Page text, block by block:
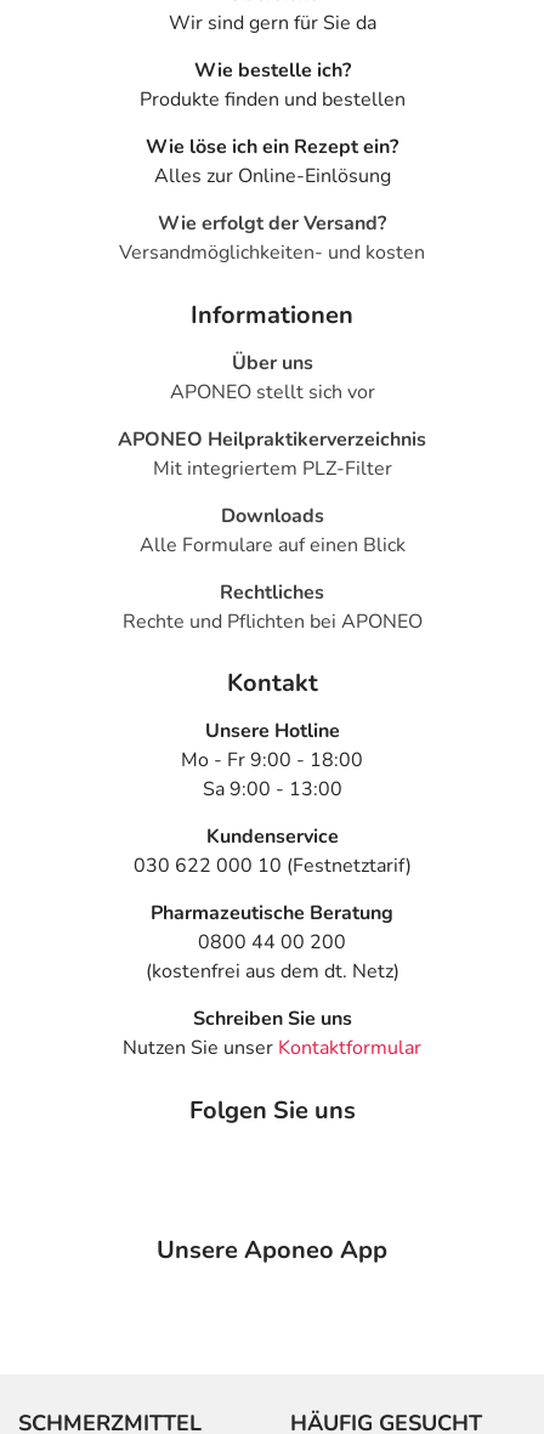
Übersicht
Wie bestelle ich?
Wie löse ich ein Rezept ein?
Wie erfolgt der Versand?
Informationen
Über uns
APONEO Heilpraktikerverzeichnis
Downloads
Rechtliches
Unsere Hotline
Mo - Fr 9:00 - 18:00
Kundenservice
Pharmazeutische Beratung
0800 44 00 200
Schreiben Sie uns
Folgen Sie uns
Unsere Aponeo App